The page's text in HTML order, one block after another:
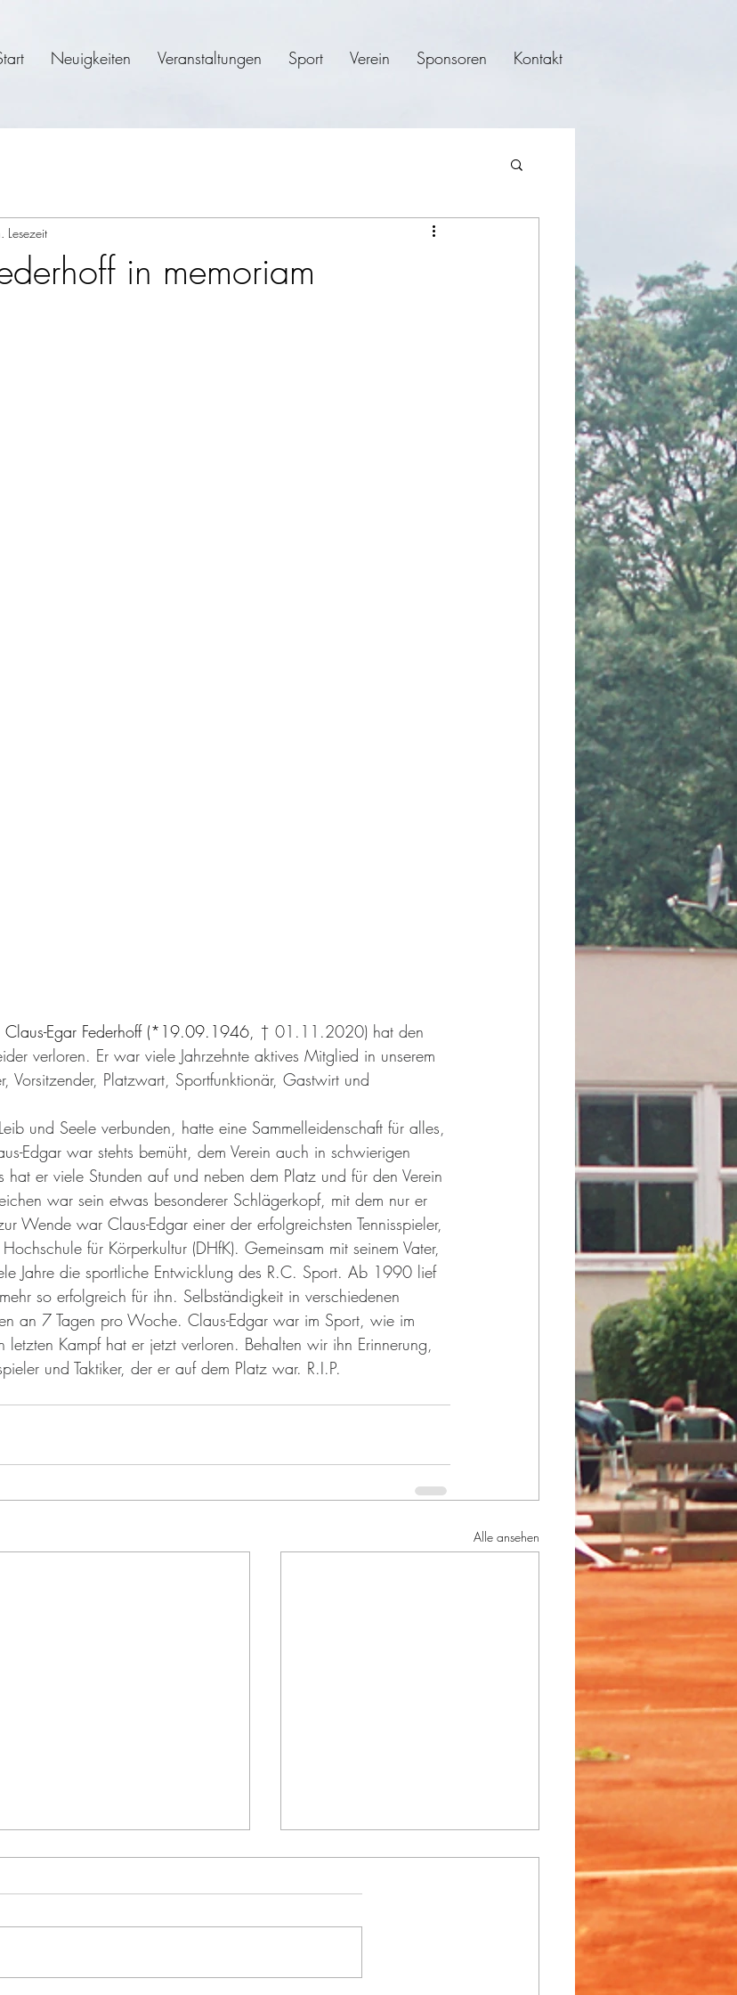
Neuigkeiten Veranstaltungen Sport Verein Sponsoren Kontakt
in memoriam
Lesezeit
Claus-Egar Federhoff (*19.09.1946, † 01.11.2020) hat den
verloren. Er war viele Jahrzehnte aktives Mitglied in unserem
Vorsitzender, Platzwart, Sportfunktionär, Gastwirt und
und Seele verbunden, hatte eine Sammelleidenschaft für alles,
Edgar war stehts bemüht, dem Verein auch in schwierigen
hat er viele Stunden auf und neben dem Platz und für den Verein
war sein etwas besonderer Schlägerkopf, mit dem nur er
Wende war Claus-Edgar einer der erfolgreichsten Tennisspieler,
für Körperkultur (DHfK). Gemeinsam mit seinem Vater,
Jahre die sportliche Entwicklung des R.C. Sport. Ab 1990 lief
so erfolgreich für ihn. Selbständigkeit in verschiedenen
an 7 Tagen pro Woche. Claus-Edgar war im Sport, wie im
letzten Kampf hat er jetzt verloren. Behalten wir ihn Erinnerung,
und Taktiker, der er auf dem Platz war. R.I.P.
Alle ansehen